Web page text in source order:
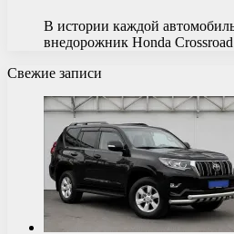
В истории каждой
внедорожник Honda
Свежие записи